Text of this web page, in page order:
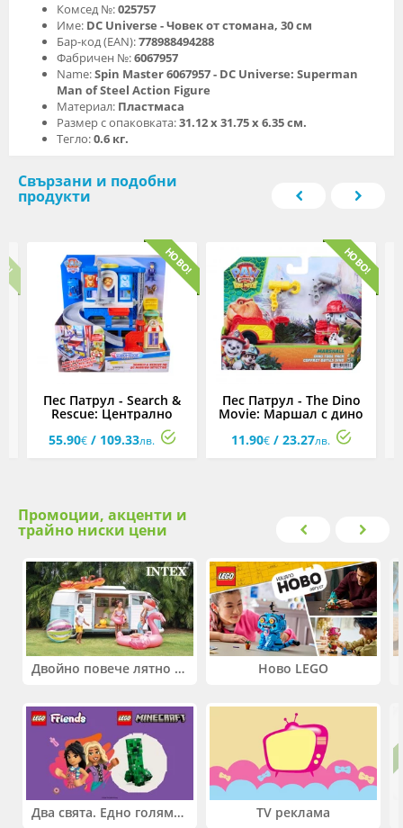
Комсед №:025757
Име: DC Universe - Човек от стомана, 30 см
Бар-код (EAN):778988494288
Фабричен №:6067957
Name:Spin Master 6067957 - DC Universe: Superman
Man of Steel Action Figure
Материал: Пластмаса
Размер с опаковката:31.12 х 31.75 х 6.35 см.
Тегло:0.6 кг.
Свързани и подобни
продукти
Пес Патрул - Search &
Rescue: Централно
55.90€/ 109.33лв.
Пес Патрул - The Dino
Movie: Маршал с дино
11.90€/ 23.27лв.
Промоции, акценти и
трайно ниски цени
Двойно повече лятно забавление! Купи 2 продукта INTEX и вземи -33%
Два свята. Едно голямо приключение. Купи 2 продукта LEGO® Friends и/или LEGO® Minecraft и вземи -27%
Ново LEGO
TV реклама